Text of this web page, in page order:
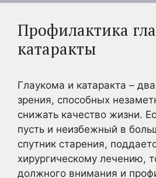
Профилактика
катаракты
Глаукома и катаракта –
зрения, способных
снижать качество жизни.
пусть и неизбежный в
спутник старения,
хирургическому лечению,
должного внимания и